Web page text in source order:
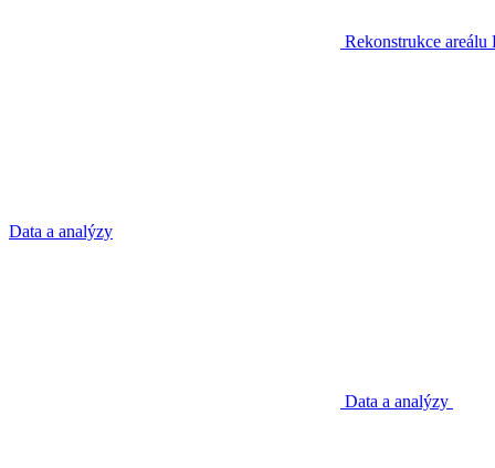
Rekonstrukce areálu
Data a analýzy
Data a analýzy